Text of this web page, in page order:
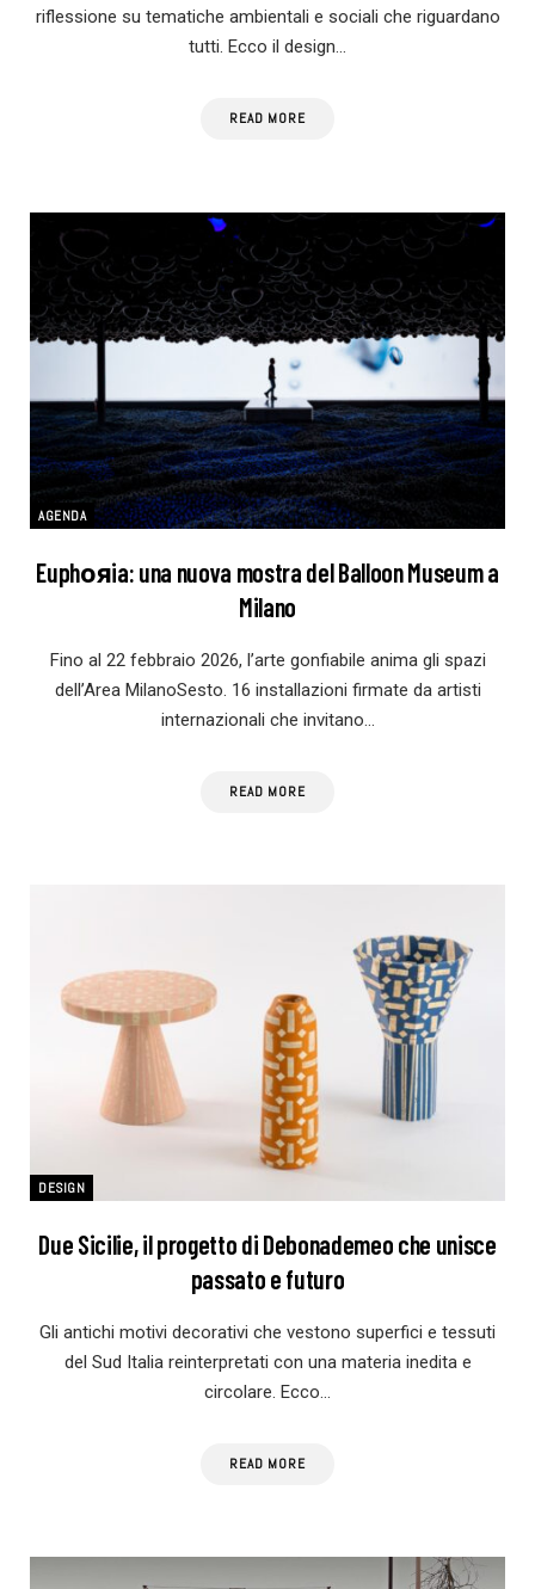
riflessione su tematiche ambientali e sociali che riguardano
tutti. Ecco il design…
READ MORE
AGENDA
Euphояia: una nuova mostra del Balloon Museum a
Milano
Fino al 22 febbraio 2026, l’arte gonfiabile anima gli spazi
dell’Area MilanoSesto. 16 installazioni firmate da artisti
internazionali che invitano…
READ MORE
DESIGN
Due Sicilie, il progetto di Debonademeo che unisce
passato e futuro
Gli antichi motivi decorativi che vestono superfici e tessuti
del Sud Italia reinterpretati con una materia inedita e
circolare. Ecco…
READ MORE